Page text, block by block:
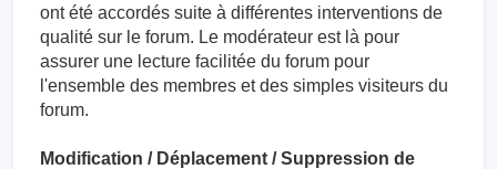
ont été accordés suite à différentes interventions de
qualité sur le forum. Le modérateur est là pour
assurer une lecture facilitée du forum pour
l'ensemble des membres et des simples visiteurs du
forum.
Modification / Déplacement / Suppression de